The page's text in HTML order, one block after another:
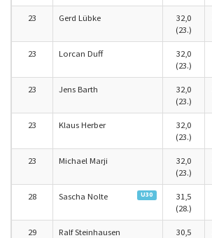
23 Gerd Lübke
32,0
(23.)
23 Lorcan Duff
32,0
(23.)
23 Jens Barth
32,0
(23.)
23 Klaus Herber
32,0
(23.)
23 Michael Marji
32,0
(23.)
28 Sascha Nolte U30
31,5
(28.)
29 Ralf Steinhausen
30,5